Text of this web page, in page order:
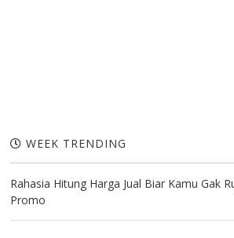
WEEK TRENDING
Rahasia Hitung Harga Jual Biar Kamu Gak
Promo